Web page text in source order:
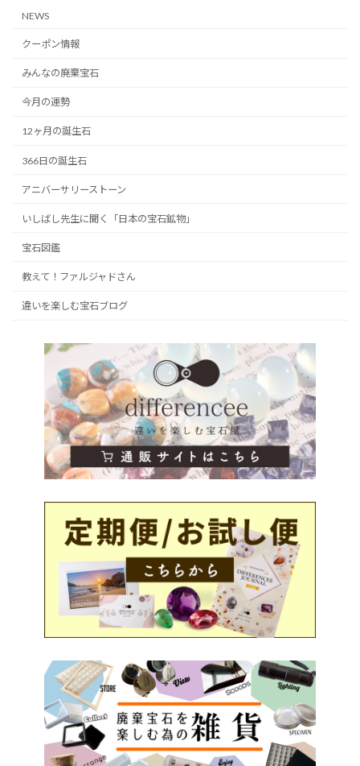
NEWS
クーポン情報
みんなの廃棄宝石
今月の運勢
12ヶ月の誕生石
366日の誕生石
アニバーサリーストーン
いしばし先生に聞く「日本の宝石鉱物」
宝石図鑑
教えて！ファルジャドさん
違いを楽しむ宝石ブログ